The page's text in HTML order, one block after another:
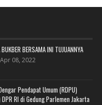
BERSAMA INI TUJUANNYA
Apr 08, 2022
Pendapat Umum (RDPU)
RI di Gedung Parlemen Jakarta